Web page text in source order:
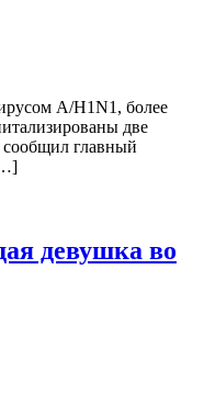
А/H1N1, более
две
главный
девушка во